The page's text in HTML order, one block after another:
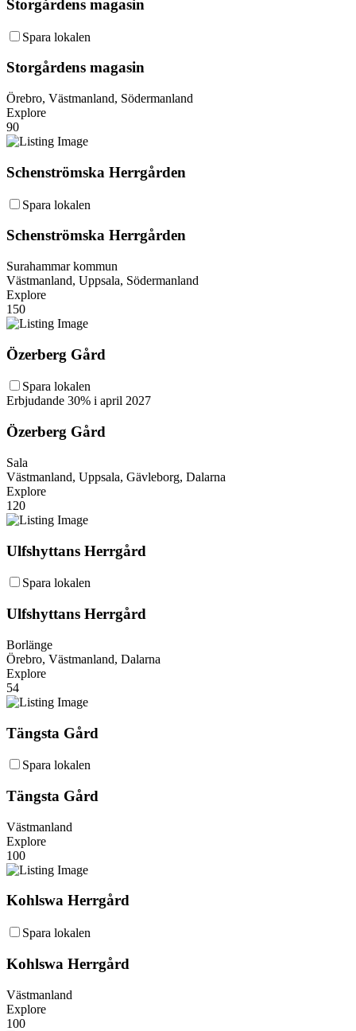
Storgårdens magasin
Spara lokalen
Storgårdens magasin
Örebro, Västmanland, Södermanland
Explore
90
Schenströmska Herrgården
Spara lokalen
Schenströmska Herrgården
Surahammar kommun
Västmanland, Uppsala, Södermanland
Explore
150
Özerberg Gård
Spara lokalen
Erbjudande 30% i april 2027
Özerberg Gård
Sala
Västmanland, Uppsala, Gävleborg, Dalarna
Explore
120
Ulfshyttans Herrgård
Spara lokalen
Ulfshyttans Herrgård
Borlänge
Örebro, Västmanland, Dalarna
Explore
54
Tängsta Gård
Spara lokalen
Tängsta Gård
Västmanland
Explore
100
Kohlswa Herrgård
Spara lokalen
Kohlswa Herrgård
Västmanland
Explore
100